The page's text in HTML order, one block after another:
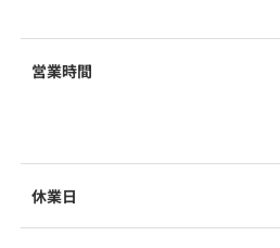
営業時間
休業日